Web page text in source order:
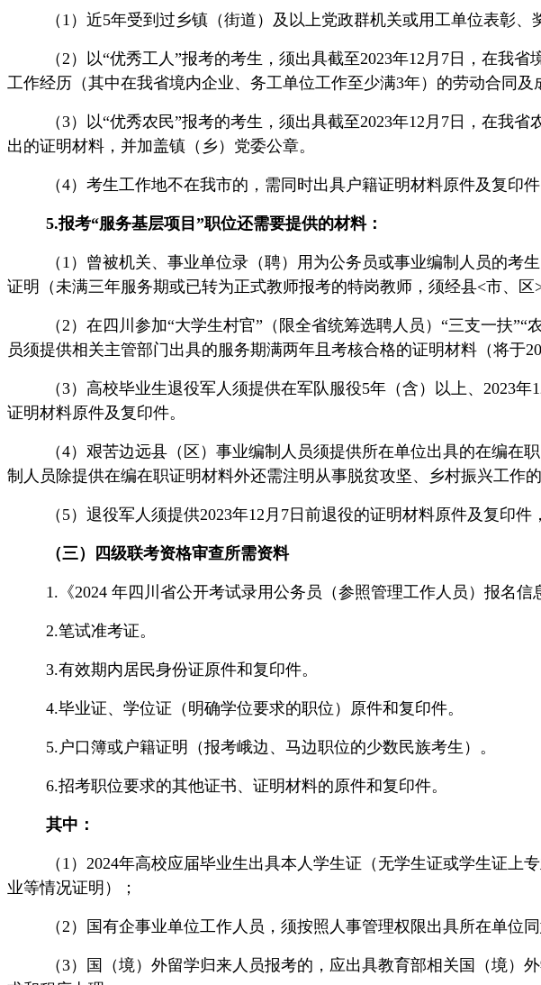
（1 ）近5年受到过乡镇（街道）及以上党政群机关或用工单位表彰、
（2 ）以“优秀工人”报考的考生，须出具截至2023年12月7日，在我
工作经历（其中在我省境内企业、务工单位工作至少满3年）的劳动合同及
（3）以“优秀农民”报考的考生，须出具截至2023年12月7日，在我
出的证明材料，并加盖镇（乡）党委公章。
（4）考生工作地不在我市的，需同时出具户籍证明材料原件及复印件
5.报考“服务基层项目”职位还需要提供的材料：
（ 1）曾被机关、事业单位录（聘）用为公务员或事业编制人员的考
证明（未满三年服务期或已转为正式教师报考的特岗教师，须经县<市、区
（2 ）在四川参加“大学生村官”（限全省统筹选聘人员）“三支一扶”“
员须提供相关主管部门出具的服务期满两年且考核合格的证明材料（将于
（3）高校毕业生退役军人须提供在军队服役5年（含）以上、2023
证明材料原件及复印件。
（4）艰苦边远县（区）事业编制人员须提供所在单位出具的在编
制人员除提供在编在职证明材料外还需注明从事脱贫攻坚、乡村振兴工作的
（5）退役军人须提供2023年12月7日前退役的证明材料原件及复印件
（三）四级联考资格审查所需资料
1.《2024 年四川省公开考试录用公务员（参照管理工作人员）报名信
2.笔试准考证。
3.有效期内居民身份证原件和复印件。
4.毕业证、学位证（明确学位要求的职位）原件和复印件。
5. 户口簿或户籍证明 （报考峨边、马边职位的少数民族考生）。
6.招考职位要求的其他证书、证明材料的原件和复印件。
其中：
（ 1）2024年高校应届毕业生出具本人学生证（无学生证或学生证上
业等情况证明）；
（2）国有企事业单位工作人员，须按照人事管理权限出具所在单位
（3）国（境）外留学归来人员报考的，应出具教育部相关国（境）